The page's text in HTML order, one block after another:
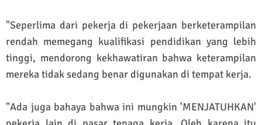
"Seperlima dari pekerja di pekerjaan berketerampilan
rendah memegang kualifikasi pendidikan yang lebih
tinggi, mendorong kekhawatiran bahwa keterampilan
mereka tidak sedang benar digunakan di tempat kerja.
"Ada juga bahaya bahwa ini mungkin 'MENJATUHKAN'